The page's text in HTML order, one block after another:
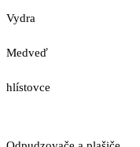
Vydra
Medveď
hlístovce